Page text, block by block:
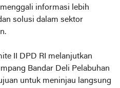
informasi lebih
solusi dalam sektor
II DPD RI melanjutkan
Bandar Deli Pelabuhan
untuk meninjau langsung